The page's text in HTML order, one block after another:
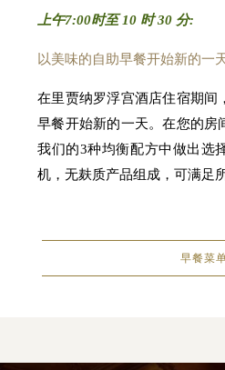
上午7:00时至 10 时 30 分:
以美味的自助早餐开始新的一
在里贾纳罗浮宫酒店住宿期间
早餐开始新的一天。在您的房
我们的3种均衡配方中做出选
机，无麸质产品组成，可满足
早餐菜